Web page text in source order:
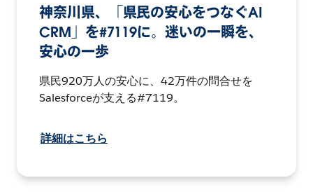
神奈川県、「県民の安心をつなぐAI
CRM」を#7119に。迷いの一瞬を、
安心の一歩
県民920万人の安心に、42万件の問合せを
Salesforceが支える#7119。
詳細はこちら